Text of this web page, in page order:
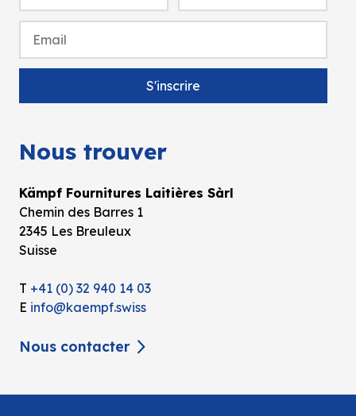
Nous trouver
Kämpf Fournitures Laitières Sàrl
Chemin des Barres 1
2345 Les Breuleux
Suisse
T +41 (0) 32 940 14 03
E info@kaempf.swiss
Nous contacter